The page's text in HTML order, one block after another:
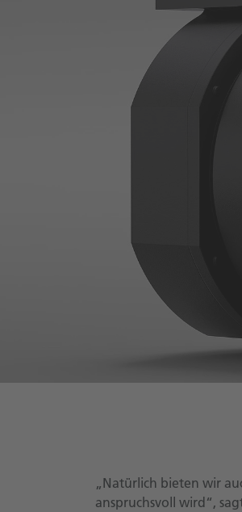
„Natürlich bieten wir
anspruchsvoll wird“,